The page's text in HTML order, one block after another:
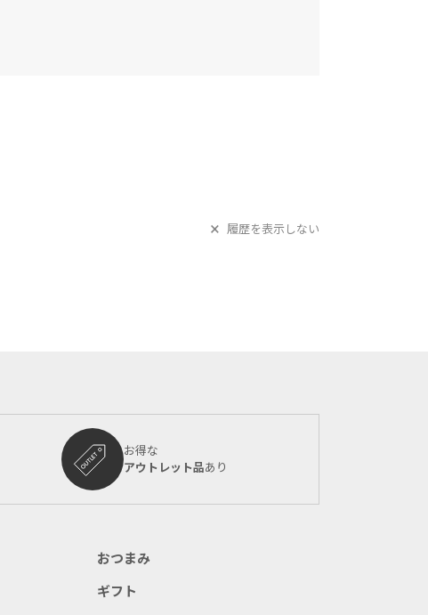
履歴を表示しない
お得な
アウトレット品あり
おつまみ
ギフト